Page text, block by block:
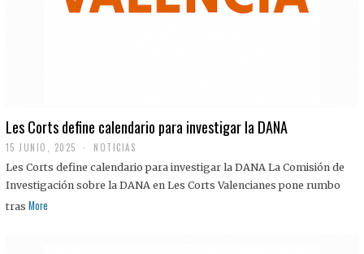
Les Corts define calendario para investigar la DANA
15 JUNIO, 2025 NOTICIAS
Les Corts define calendario para investigar la DANA La Comisión de
Investigación sobre la DANA en Les Corts Valencianes pone rumbo
tras More